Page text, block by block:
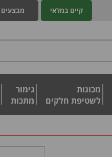
מבצעים קיים במלאי
מכונות
לשטיפת חלקים
גימור
מתכות